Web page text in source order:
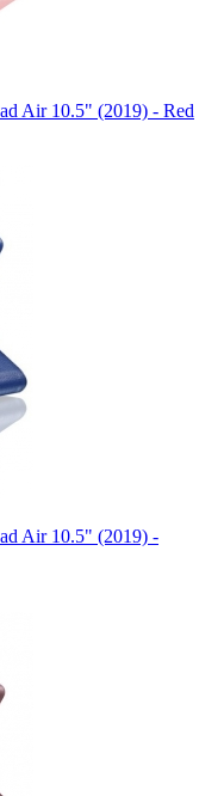
Air 10.5" (2019) - Red
Air 10.5" (2019) -